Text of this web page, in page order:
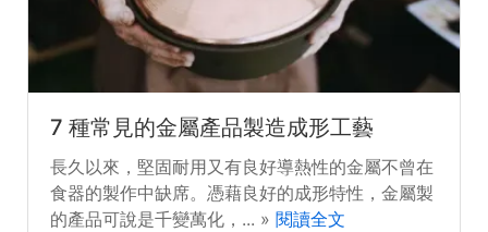
7 種常見的金屬產品製造成形工藝
長久以來，堅固耐用又有良好導熱性的金屬不曾在
食器的製作中缺席。憑藉良好的成形特性，金屬製
的產品可說是千變萬化，... » 閱讀全文